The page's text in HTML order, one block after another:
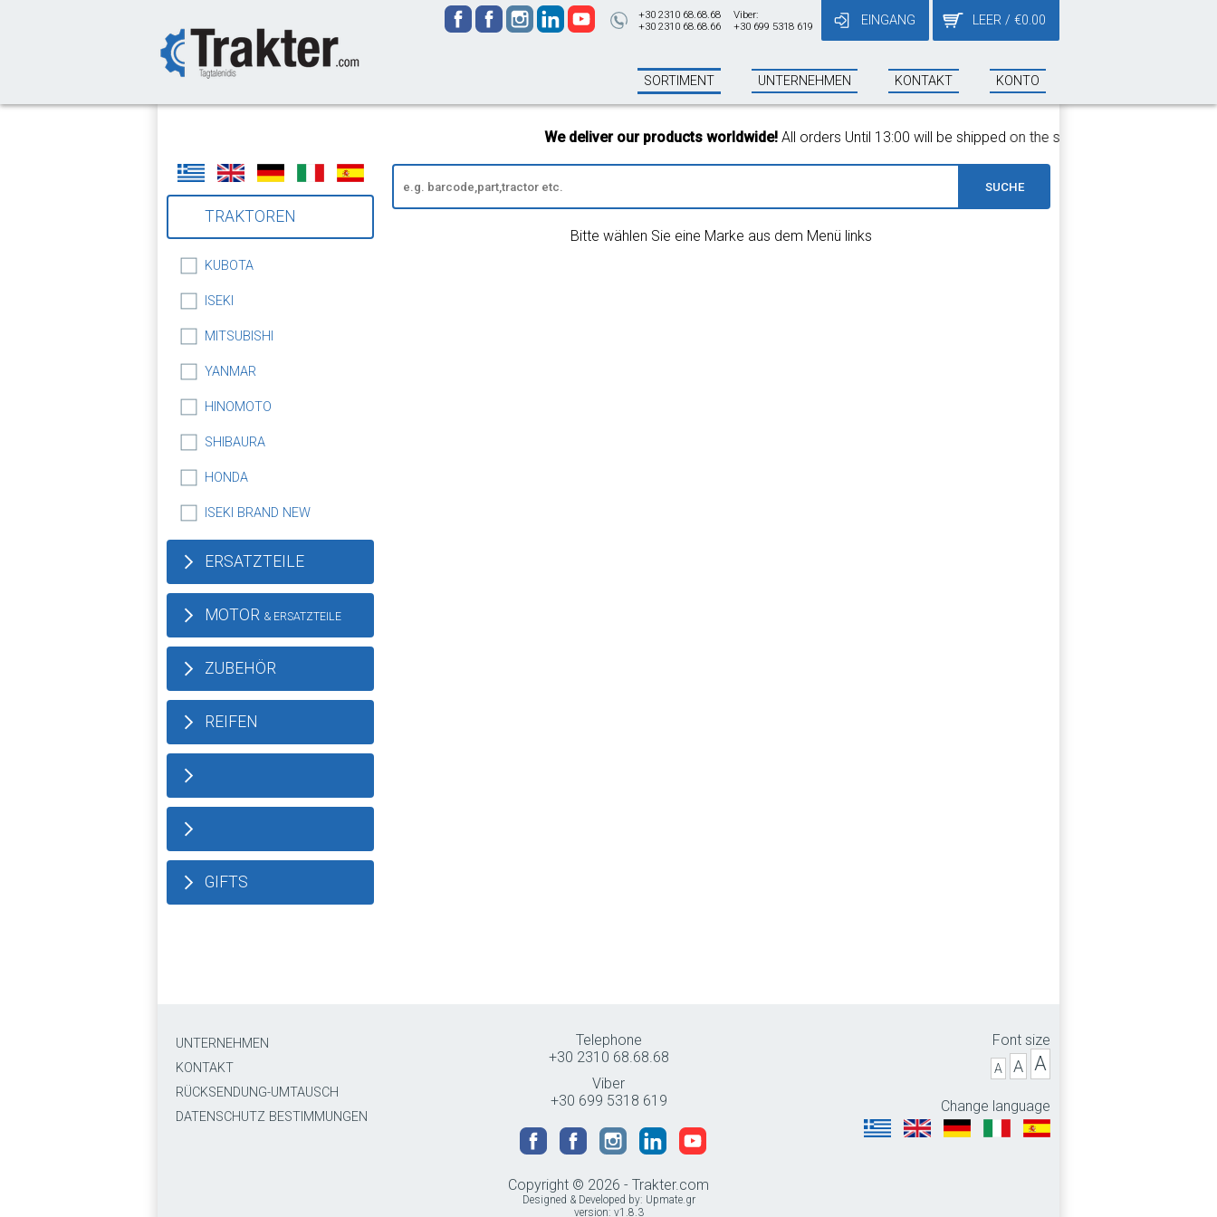
+30 2310 68.68.68
+30 2310 68.68.66
Viber:
+30 699 5318 619
EINGANG LEER / €0.00
SORTIMENT UNTERNEHMEN KONTAKT KONTO
We deliver our products worldwide!All orders Until 13:00 will be shipped on the same day!
TRAKTOREN
KUBOTA
ISEKI
MITSUBISHI
YANMAR
HINOMOTO
SHIBAURA
HONDA
ISEKI BRAND NEW
ERSATZTEILE
MOTOR & ERSATZTEILE
ZUBEHÖR
REIFEN
GIFTS
SUCHE
Bitte wählen Sie eine Marke aus dem Menü links
UNTERNEHMEN
KONTAKT
RÜCKSENDUNG-UMTAUSCH
DATENSCHUTZ BESTIMMUNGEN
Telephone
+30 2310 68.68.68
Viber
+30 699 5318 619
Copyright © 2026 - Trakter.com
Designed & Developed by: Upmate.gr
version: v1.8.3
Font size
A A A
Change language